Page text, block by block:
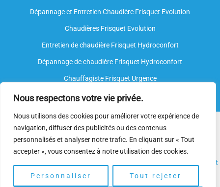
Nous respectons votre vie privée.
Nous utilisons des cookies pour améliorer votre expérience de
navigation, diffuser des publicités ou des contenus
personnalisés et analyser notre trafic. En cliquant sur « Tout
accepter », vous consentez à notre utilisation des cookies.
Personnaliser Tout rejeter
Dépannage et Entretien Chaudière Frisquet Evolution​
Chaudières Frisquet Evolution
Entretien de chaudière Frisquet Hydroconfort
Dépannage de chaudière Frisquet Hydroconfort
Chauffagiste Frisquet Urgence
Nous intervenons sur toutes les marques de chauffe-eau, mais
nous ne sommespas agréés par le fabricant. Nosplombiers
spécialisésdisposent néanmoins de l’expertise et des
et
le
dépannage.